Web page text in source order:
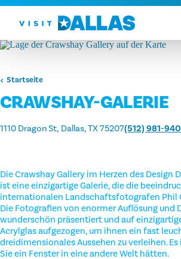
Zum Inhalt springen
Startseite
CRAWSHAY-GALERIE
1110 Dragon St Dallas, TX 75207(512) 981-
Die Crawshay Gallery im Herzen des Design
ist eine einzigartige Galerie, die die
internationalen Landschaftsfotografen Phil
Die Fotografien von enormer Auflösung und
wunderschön präsentiert und auf
Acrylglas aufgezogen, um ihnen ein fast
dreidimensionales Aussehen zu verleihen.
Sie ein Fenster in eine andere Welt hätten.